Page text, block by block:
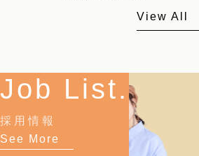
View All
Job List.
採用情報
See More